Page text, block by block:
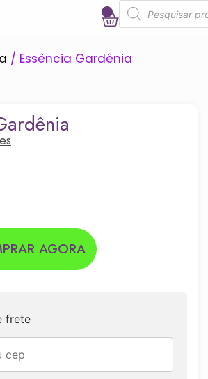
/ Essência Gardênia
AGORA
frete